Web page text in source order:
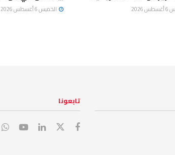
الخميس 6 أغسطس 2026
تابعونا